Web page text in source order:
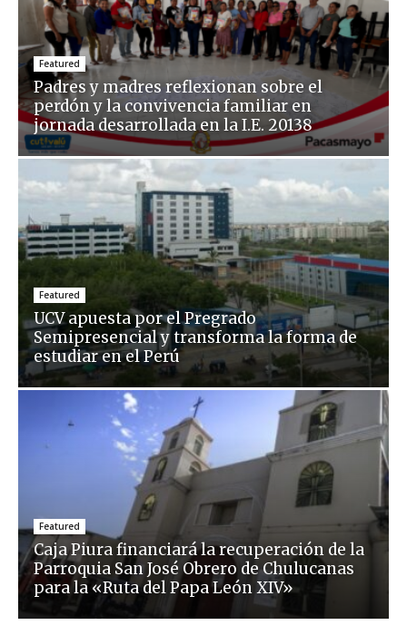
Featured
Padres y madres reflexionan sobre el
perdón y la convivencia familiar en
jornada desarrollada en la I.E. 20138
Featured
UCV apuesta por el Pregrado
Semipresencial y transforma la forma de
estudiar en el Perú
Featured
Caja Piura financiará la recuperación de la
Parroquia San José Obrero de Chulucanas
para la «Ruta del Papa León XIV»